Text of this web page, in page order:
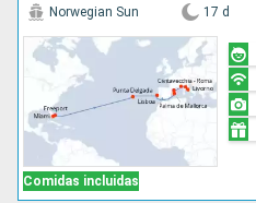
Comidas incluidas
Norwegian Sun 17 d